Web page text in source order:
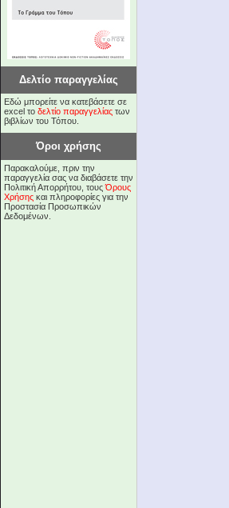
Δελτίο παραγγελίας
Εδώ μπορείτε να κατεβάσετε σε
excel το δελτίο παραγγελίας των
βιβλίων του Τόπου.
Όροι χρήσης
Παρακαλούμε, πριν την
παραγγελία σας να διαβάσετε την
Πολιτική Απορρήτου, τουςΌρους
Χρήσης και πληροφορίες για την
Προστασία Προσωπικών
Δεδομένων.